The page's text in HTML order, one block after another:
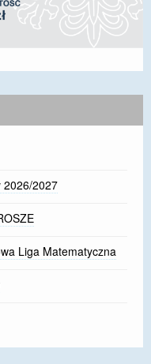
2026/2027
Liga Matematyczna